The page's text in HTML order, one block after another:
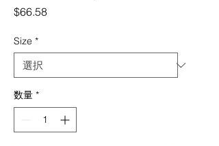
$66.58価
Size *
数量 *